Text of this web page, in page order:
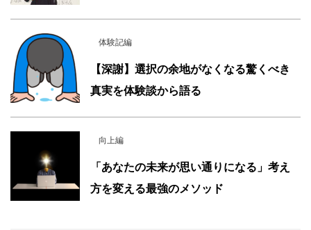
体験記編
【深謝】選択の余地がなくなる驚くべき
真実を体験談から語る
向上編
「あなたの未来が思い通りになる」考え
方を変える最強のメソッド